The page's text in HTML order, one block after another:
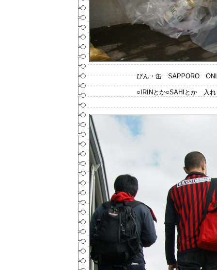
びん・缶 SAPPORO
○IRINとか○SAHIとか 入れ